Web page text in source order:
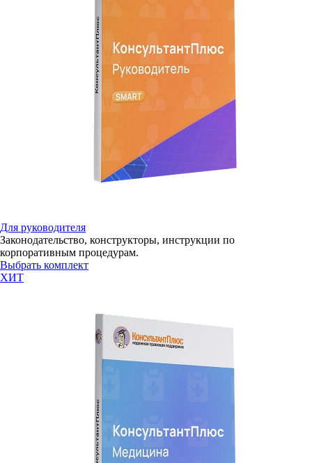
Для руководителя
Законодательство, конструкторы, инструкции по
корпоративным процедурам.
Выбрать комплект
ХИТ